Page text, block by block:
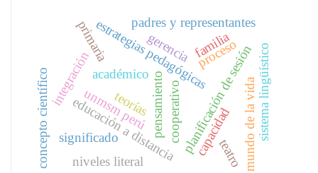
estrategias pedagógicas
cooperativoplanificación de sesión
educación a distancia
académico
proceso
padres y representantes
integración
capacidad mundo de la vida
significado pensamiento sistema lingüístico
concepto científico
primaria
unmsm perú
niveles literal
gerencia familia
teorías
teatro